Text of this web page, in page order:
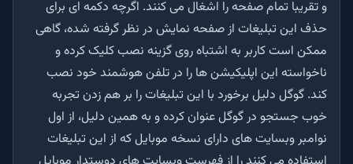
و تقریبا تمام صفحه را اشغال می کنند. اگرچه دکمه ای برای
حذف این تبلیغات از صفحه نمایش در نظر گرفته شده، گاهی
ممکن است کاربر به اشتباه روی گزینه نصب کلیک کرده و
ناخواسته این اپلیکیشن ها را در تلفن هوشمند خود نصب
کند. گوگل دلیل برخورد با این تبلیغات را بر هم زدن تجربه
خوب جستجو در گوگل عنوان کرده و به همین دلیل، از اول
نوامبر وبسایت های دارای نسخه موبایل که از این تبلیغات